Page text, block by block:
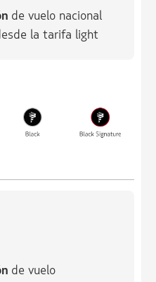
de vuelo nacional
la tarifa light
de vuelo